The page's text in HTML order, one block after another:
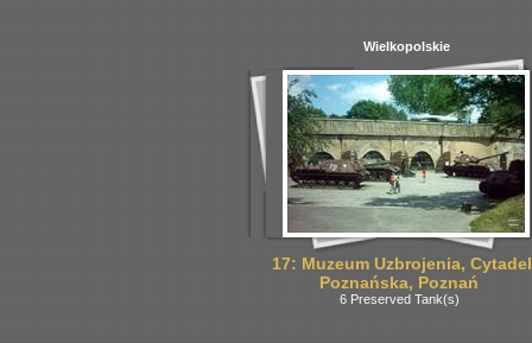
Wielkopolskie
17: Muzeum Uzbrojenia,
Poznańska, Poznań
6 Preserved Tank(s)